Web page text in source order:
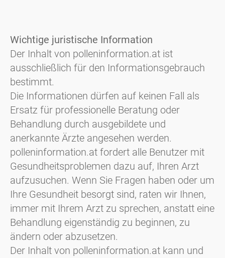
Wichtige juristische Information
Der Inhalt von polleninformation.at ist
ausschließlich für den Informationsgebrauch
bestimmt.
Die Informationen dürfen auf keinen Fall als
Ersatz für professionelle Beratung oder
Behandlung durch ausgebildete und
anerkannte Ärzte angesehen werden.
polleninformation.at fordert alle Benutzer mit
Gesundheitsproblemen dazu auf, Ihren Arzt
aufzusuchen. Wenn Sie Fragen haben oder um
Ihre Gesundheit besorgt sind, raten wir Ihnen,
immer mit Ihrem Arzt zu sprechen, anstatt eine
Behandlung eigenständig zu beginnen, zu
ändern oder abzusetzen.
Der Inhalt von polleninformation.at kann und